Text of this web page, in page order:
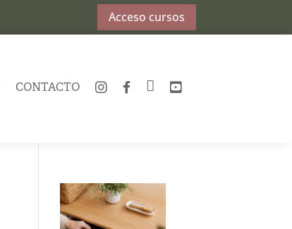
Acceso cursos
CONTACTO INSTAGRAM
FACEBOOK
TWITTERYOUTUBE